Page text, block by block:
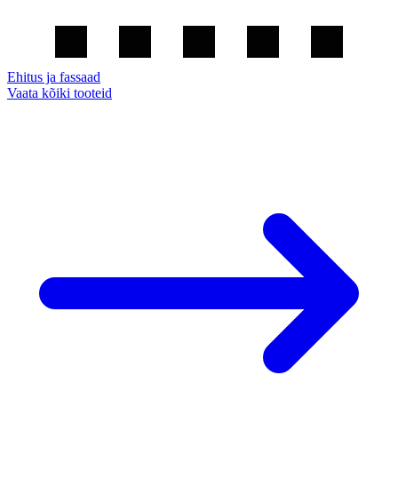
Ehitus ja fassaad
Vaata kõiki tooteid